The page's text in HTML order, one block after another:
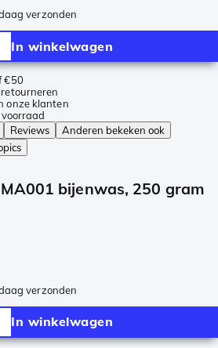
verzonden
In winkelwagen
€50
onze klanten
Reviews
Anderen bekeken ook
bijenwas, 250 gram
verzonden
In winkelwagen